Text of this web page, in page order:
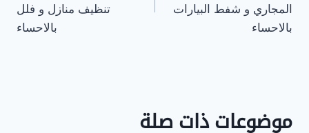
المجاري و شفط البيارات
بالاحساء
تنظيف منازل و فلل
بالاحساء
موضوعات ذات صلة